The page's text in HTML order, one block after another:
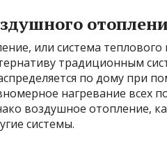
или система
традиционным
по дому при
нагревание всех
воздушное отопление,
системы.